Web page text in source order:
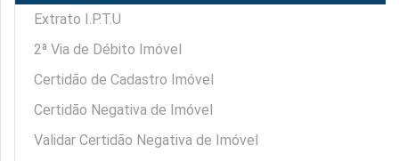
Extrato I.P.T.U
2ª Via de Débito Imóvel
Certidão de Cadastro Imóvel
Certidão Negativa de Imóvel
Validar Certidão Negativa de Imóvel